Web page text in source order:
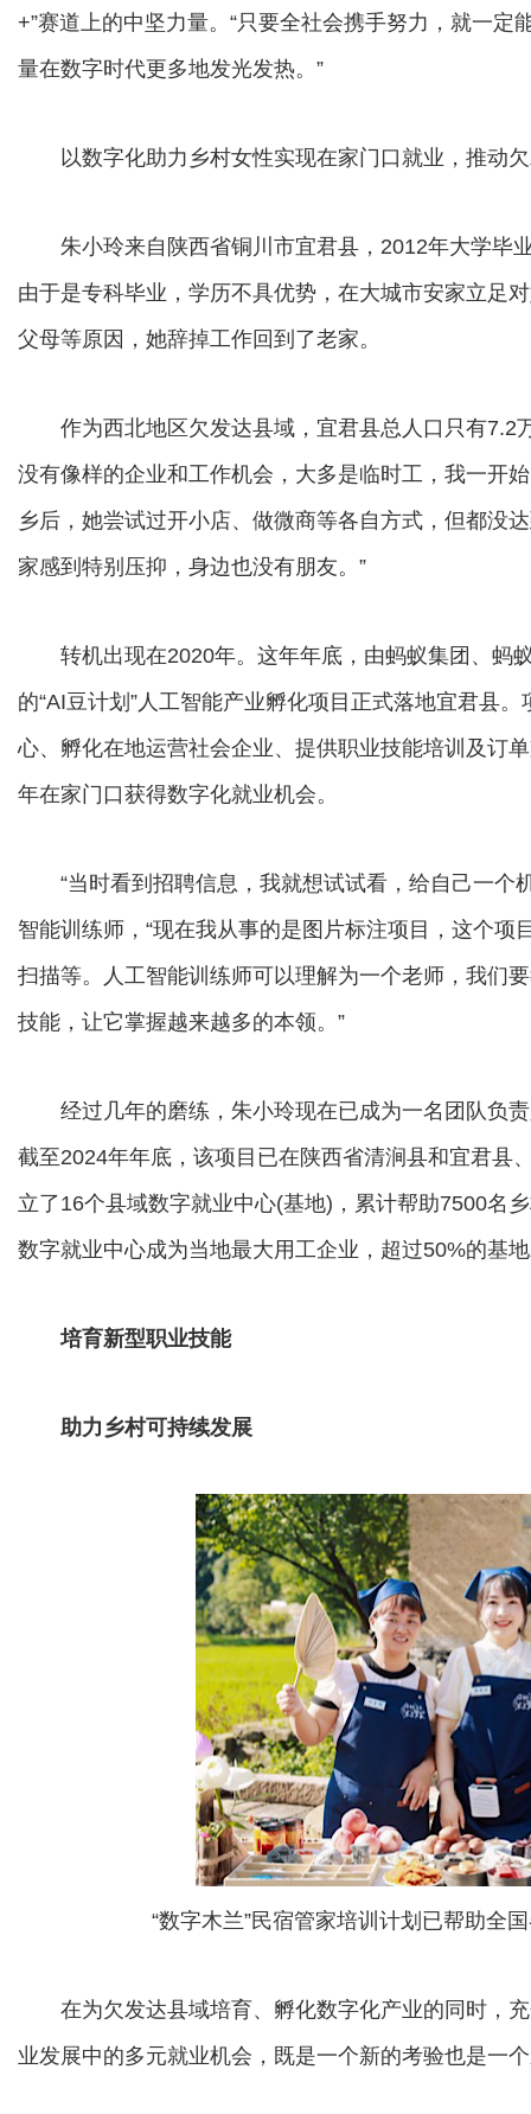
+”赛道上的中坚力量。“只要全社会携手努力，就一
量在数字时代更多地发光发热。”
以数字化助力乡村女性实现在家门口就业，推动欠
朱小玲来自陕西省铜川市宜君县，2012年大学毕
由于是专科毕业，学历不具优势，在大城市安家立足
父母等原因，她辞掉工作回到了老家。
作为西北地区欠发达县域，宜君县总人口只有7.2
没有像样的企业和工作机会，大多是临时工，我一开
乡后，她尝试过开小店、做微商等各自方式，但都没
家感到特别压抑，身边也没有朋友。”
转机出现在2020年。这年年底，由蚂蚁集团、蚂
的“AI豆计划”人工智能产业孵化项目正式落地宜君县
心、孵化在地运营社会企业、提供职业技能培训及订
年在家门口获得数字化就业机会。
“当时看到招聘信息，我就想试试看，给自己一个
智能训练师，“现在我从事的是图片标注项目，这个
扫描等。人工智能训练师可以理解为一个老师，我们
技能，让它掌握越来越多的本领。”
经过几年的磨练，朱小玲现在已成为一名团队负责
截至2024年年底，该项目已在陕西省清涧县和宜君县
立了16个县域数字就业中心(基地)，累计帮助7500名
数字就业中心成为当地最大用工企业，超过50%的基
培育新型职业技能
助力乡村可持续发展
“数字木兰”民宿管家培训计划已帮助全
在为欠发达县域培育、孵化数字化产业的同时，充
业发展中的多元就业机会，既是一个新的考验也是一